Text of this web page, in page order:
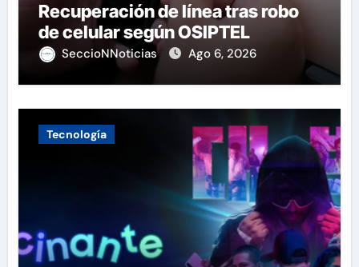
Recuperación de línea tras robo
de celular según OSIPTEL
SeccioNNoticias Ago 6, 2026
Tecnología